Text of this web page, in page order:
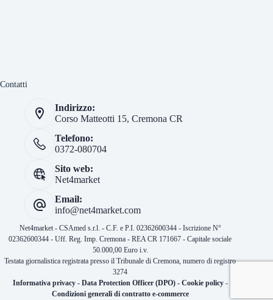
Contatti
Indirizzo:
Corso Matteotti 15, Cremona CR
Telefono:
0372-080704
Sito web:
Net4market
Email:
info@net4market.com
Net4market - CSAmed s.r.l. - C.F. e P.I. 02362600344 - Iscrizione N°
02362600344 - Uff. Reg. Imp. Cremona - REA CR 171667 - Capitale sociale
50.000,00 Euro i.v.
Testata giornalistica registrata presso il Tribunale di Cremona, numero di registro
3274
Informativa privacy- Data Protection Officer (DPO)- Cookie policy-
Condizioni generali di contratto e-commerce